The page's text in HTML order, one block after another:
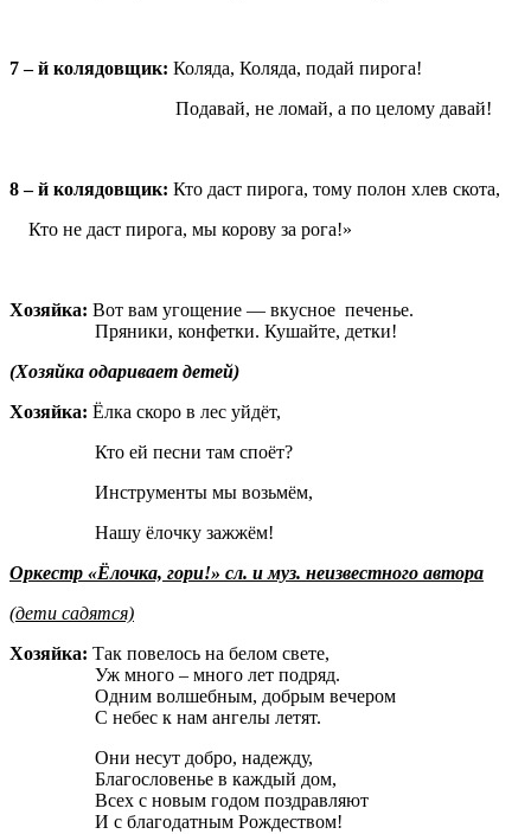
7 – й колядовщик: Коляда, Коляда, подай пирога!
Подавай, не ломай, а по целому давай!
8 – й колядовщик: Кто даст пирога, тому полон хлев скота,
Кто не даст пирога, мы корову за рога!»
Хозяйка: Вот вам угощение — вкусное печенье.
Пряники, конфетки. Кушайте, детки!
(Хозяйка одаривает детей)
Хозяйка: Ёлка скоро в лес уйдёт,
Кто ей песни там споёт?
Инструменты мы возьмём,
Нашу ёлочку зажжём!
Оркестр «Ёлочка, гори!» сл. и муз. неизвестного автора
(дети садятся)
Хозяйка: Так повелось на белом свете,
Уж много – много лет подряд.
Одним волшебным, добрым вечером
С небес к нам ангелы летят.
Они несут добро, надежду,
Благословенье в каждый дом,
Всех с новым годом поздравляют
И с благодатным Рождеством!